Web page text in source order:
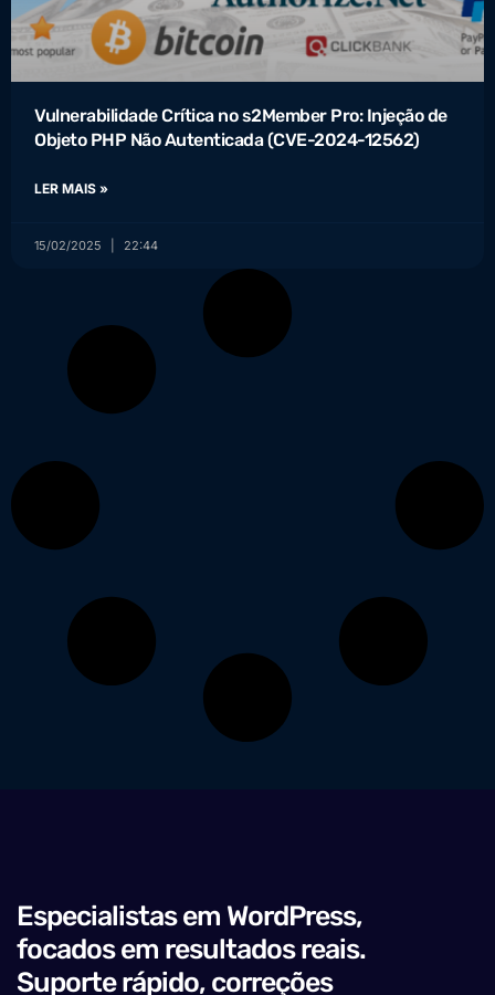
Vulnerabilidade Crítica no s2Member Pro: Injeção de
Objeto PHP Não Autenticada (CVE-2024-12562)
LER MAIS »
15/02/2025 22:44
Especialistas em WordPress,
focados em resultados reais.
Suporte rápido, correções